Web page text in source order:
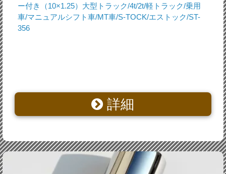
ー付き（10×1.25）大型トラック/4t/2t/軽トラック/乗用
車/マニュアルシフト車/MT車/S-TOCK/エストック/ST-
356
詳細